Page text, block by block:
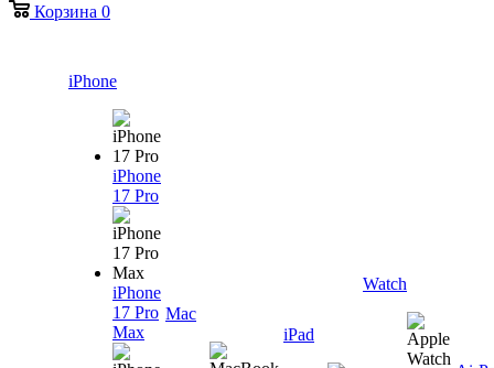
Корзина 0
iPhone
iPhone
17 Pro
iPhone
17 Pro
Max
Mac
iPad
Watch